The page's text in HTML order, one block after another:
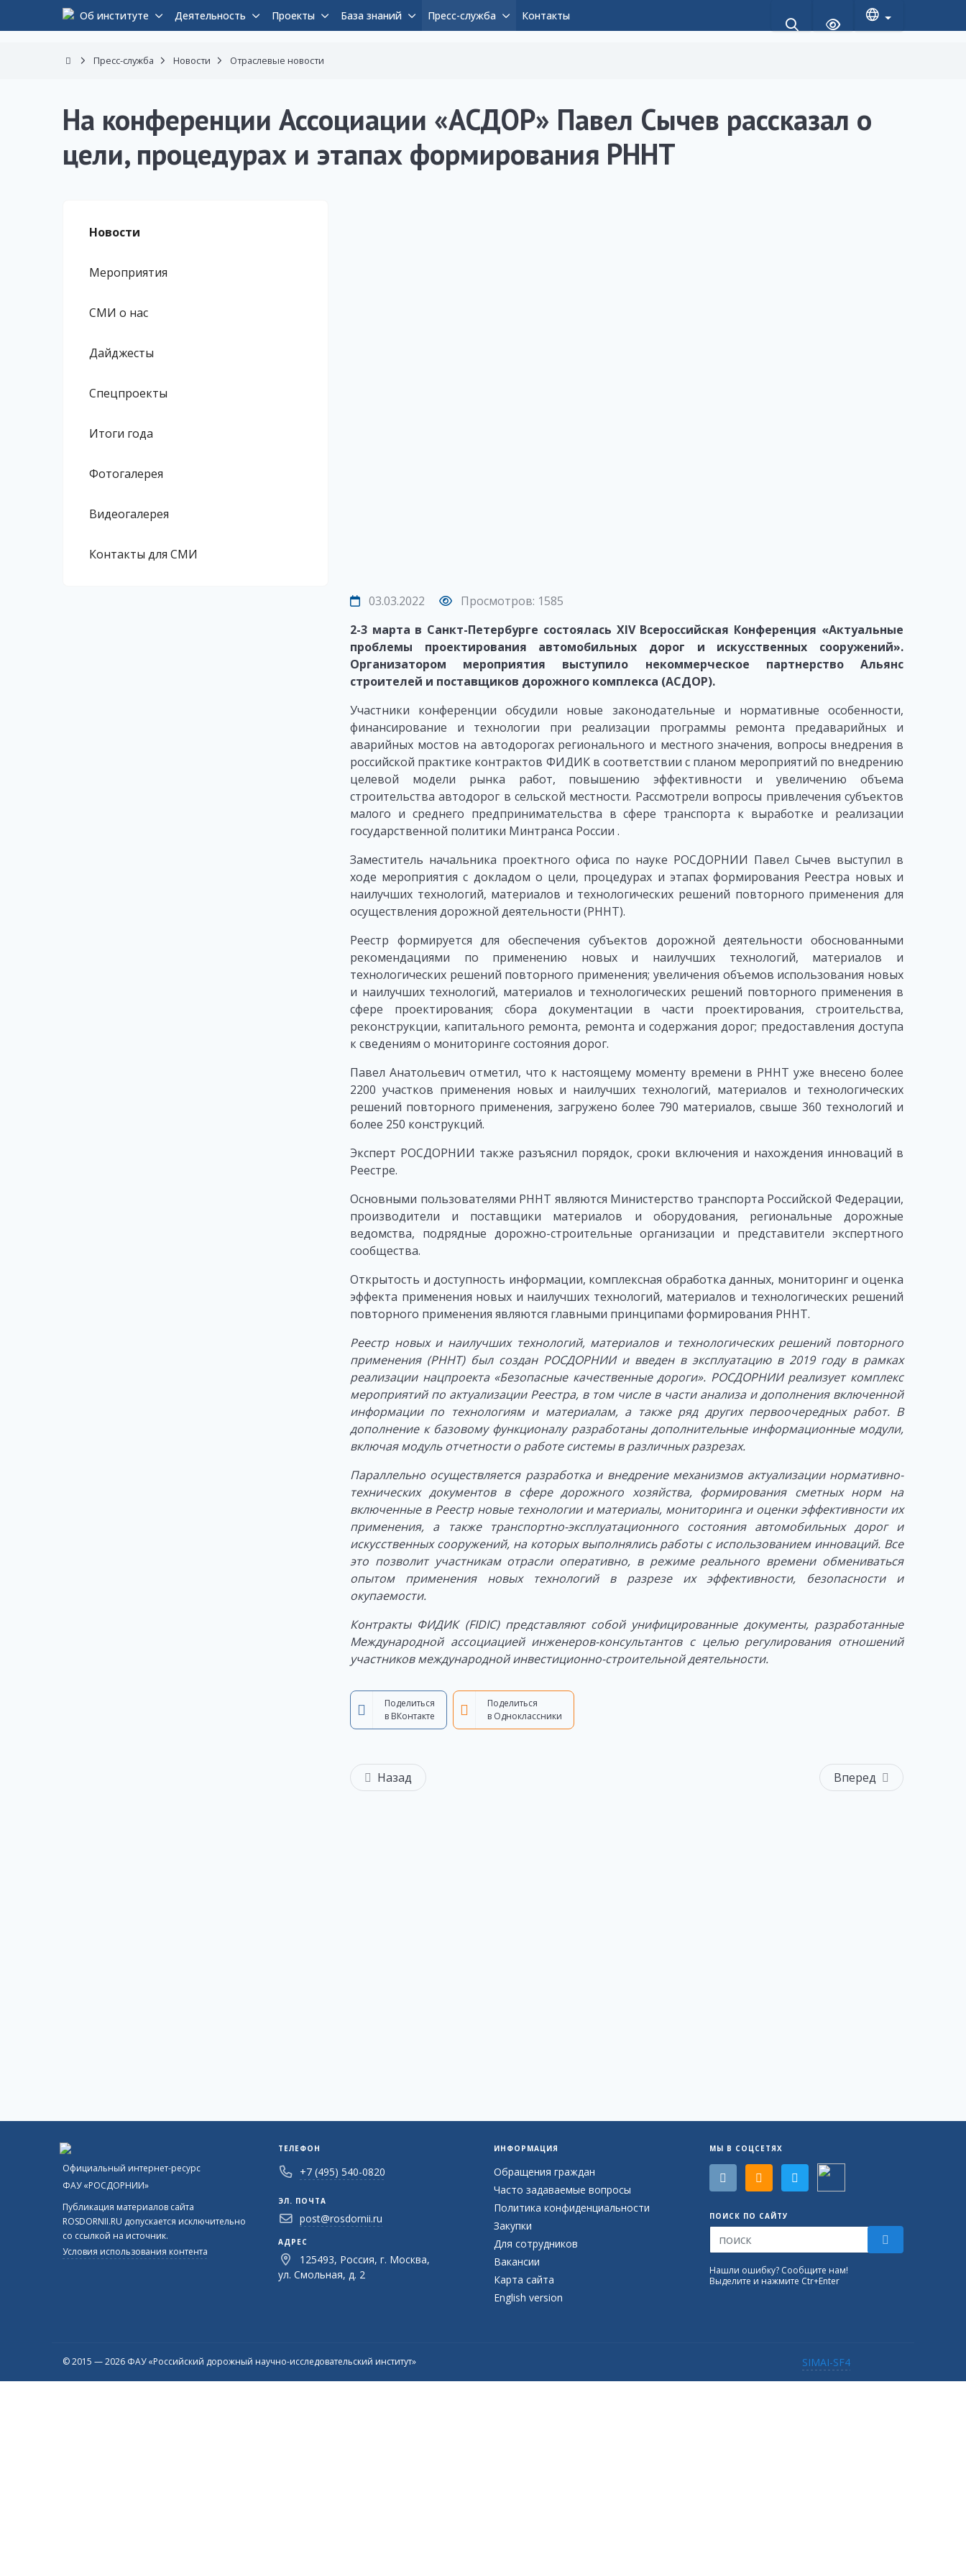
Об институте Деятельность Проекты База знаний Пресс-служба Контакты
Пресс-служба Новости Отраслевые новости
На конференции Ассоциации «АСДОР» Павел Сычев рассказал о
цели, процедурах и этапах формирования РННТ
Новости
Мероприятия
СМИ о нас
Дайджесты
Спецпроекты
Итоги года
Фотогалерея
Видеогалерея
Контакты для СМИ
03.03.2022
Просмотров: 1585
2-3 марта в Санкт-Петербурге состоялась XIV Всероссийская Конференция «Актуальные
проблемы проектирования автомобильных дорог и искусственных сооружений».
Организатором мероприятия выступило некоммерческое партнерство Альянс
строителей и поставщиков дорожного комплекса (АСДОР).
Участники конференции обсудили новые законодательные и нормативные особенности,
финансирование и технологии при реализации программы ремонта предаварийных и
аварийных мостов на автодорогах регионального и местного значения, вопросы внедрения в
российской практике контрактов ФИДИК в соответствии с планом мероприятий по внедрению
целевой модели рынка работ, повышению эффективности и увеличению объема
строительства автодорог в сельской местности. Рассмотрели вопросы привлечения субъектов
малого и среднего предпринимательства в сфере транспорта к выработке и реализации
государственной политики Минтранса России .
Заместитель начальника проектного офиса по науке РОСДОРНИИ Павел Сычев выступил в
ходе мероприятия с докладом о цели, процедурах и этапах формирования Реестра новых и
наилучших технологий, материалов и технологических решений повторного применения для
осуществления дорожной деятельности (РННТ).
Реестр формируется для обеспечения субъектов дорожной деятельности обоснованными
рекомендациями по применению новых и наилучших технологий, материалов и
технологических решений повторного применения; увеличения объемов использования новых
и наилучших технологий, материалов и технологических решений повторного применения в
сфере проектирования; сбора документации в части проектирования, строительства,
реконструкции, капитального ремонта, ремонта и содержания дорог; предоставления доступа
к сведениям о мониторинге состояния дорог.
Павел Анатольевич отметил, что к настоящему моменту времени в РННТ уже внесено более
2200 участков применения новых и наилучших технологий, материалов и технологических
решений повторного применения, загружено более 790 материалов, свыше 360 технологий и
более 250 конструкций.
Эксперт РОСДОРНИИ также разъяснил порядок, сроки включения и нахождения инноваций в
Реестре.
Основными пользователями РННТ являются Министерство транспорта Российской Федерации,
производители и поставщики материалов и оборудования, региональные дорожные
ведомства, подрядные дорожно-строительные организации и представители экспертного
сообщества.
Открытость и доступность информации, комплексная обработка данных, мониторинг и оценка
эффекта применения новых и наилучших технологий, материалов и технологических решений
повторного применения являются главными принципами формирования РННТ.
Реестр новых и наилучших технологий, материалов и технологических решений повторного
применения (РННТ) был создан РОСДОРНИИ и введен в эксплуатацию в 2019 году в рамках
реализации нацпроекта «Безопасные качественные дороги». РОСДОРНИИ реализует комплекс
мероприятий по актуализации Реестра, в том числе в части анализа и дополнения включенной
информации по технологиям и материалам, а также ряд других первоочередных работ. В
дополнение к базовому функционалу разработаны дополнительные информационные модули,
включая модуль отчетности о работе системы в различных разрезах.
Параллельно осуществляется разработка и внедрение механизмов актуализации нормативно-
технических документов в сфере дорожного хозяйства, формирования сметных норм на
включенные в Реестр новые технологии и материалы, мониторинга и оценки эффективности их
применения, а также транспортно-эксплуатационного состояния автомобильных дорог и
искусственных сооружений, на которых выполнялись работы с использованием инноваций. Все
это позволит участникам отрасли оперативно, в режиме реального времени обмениваться
опытом применения новых технологий в разрезе их эффективности, безопасности и
окупаемости.
Контракты ФИДИК (FIDIC) представляют собой унифицированные документы, разработанные
Международной ассоциацией инженеров-консультантов с целью регулирования отношений
участников международной инвестиционно-строительной деятельности.
Поделиться
в ВКонтакте
Поделиться
в Одноклассники
Назад Вперед
Официальный интернет-ресурс
ФАУ «РОСДОРНИИ»
Публикация материалов сайта
ROSDORNII.RU допускается исключительно
со ссылкой на источник.
Условия использования контента
ТЕЛЕФОН
+7 (495) 540-0820
ЭЛ. ПОЧТА
post@rosdornii.ru
АДРЕС
125493, Россия, г. Москва,
ул. Смольная, д. 2
ИНФОРМАЦИЯ
Обращения граждан
Часто задаваемые вопросы
Политика конфиденциальности
Закупки
Для сотрудников
Вакансии
Карта сайта
English version
МЫ В СОЦСЕТЯХ
ПОИСК ПО САЙТУ
Нашли ошибку? Сообщите нам!
Выделите и нажмите Ctr+Enter
© 2015 — 2026 ФАУ «Российский дорожный научно-исследовательский институт» SIMAI-SF4